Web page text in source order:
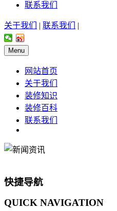
联系我们
关于我们 | 联系我们 |
Menu
网站首页
关于我们
装修知识
装修百科
联系我们
快捷导航
QUICK NAVIGATION